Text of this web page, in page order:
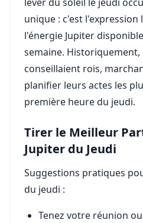
unique : c'est
l'énergie Jupiter
semaine.
conseillaient rois,
planifier leurs actes les
première heure du jeudi.
Tirer le Meilleur
Jupiter du Jeudi
Suggestions pratiques
du jeudi :
Tenez votre réunion